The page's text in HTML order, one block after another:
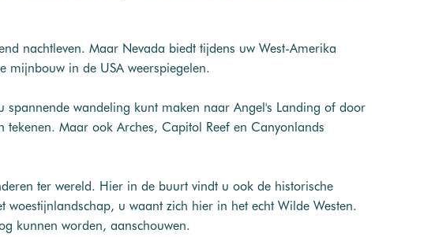
nachtleven. Maar Nevada biedt tijdens uw West-Amerika
mijnbouw in de USA weerspiegelen.
spannende wandeling kunt maken naar Angel's Landing of door
Maar ook Arches, Capitol Reef en Canyonlands
ter wereld. Hier in de buurt vindt u ook de historische
u waant zich hier in het echt Wilde Westen.
kunnen worden, aanschouwen.